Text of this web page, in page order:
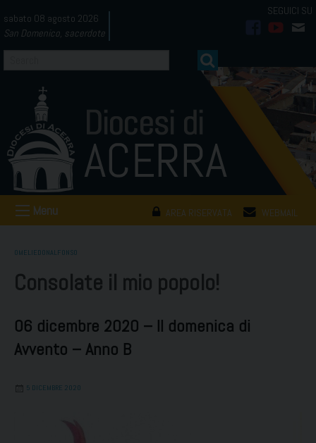
to
content
sabato 08 agosto 2026
San Domenico, sacerdote
AREA RISERVATA WEBMAIL
Menu
OMELIEDONALFONSO
Consolate il mio popolo!
06 dicembre 2020 – II domenica di
Avvento – Anno B
5 DICEMBRE 2020